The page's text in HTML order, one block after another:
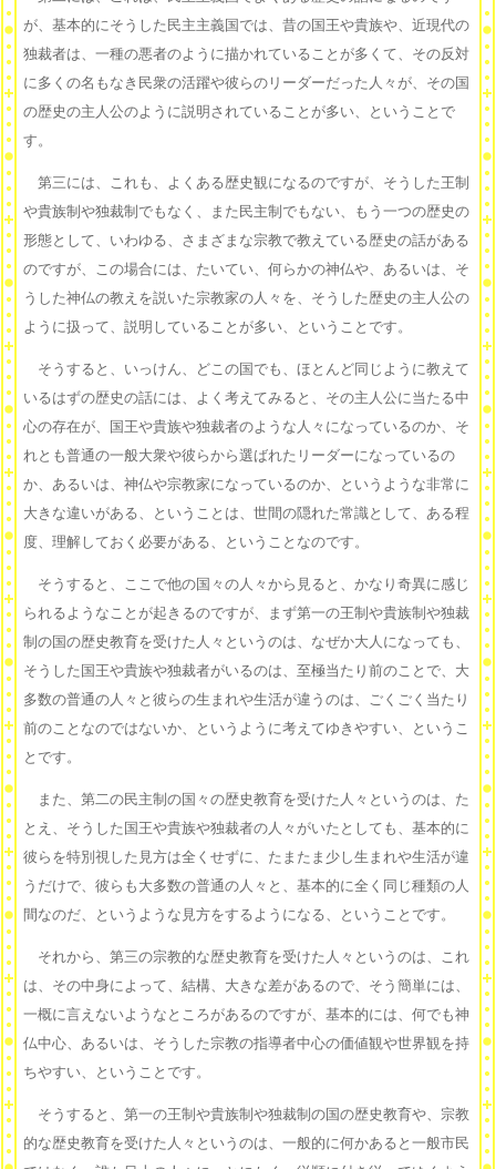
が、基本的にそうした民主主義国では、昔の国王や貴族や、近現代の
独裁者は、一種の悪者のように描かれていることが多くて、その反対
に多くの名もなき民衆の活躍や彼らのリーダーだった人々が、その国
の歴史の主人公のように説明されていることが多い、ということで
す。
第三には、これも、よくある歴史観になるのですが、そうした王制
や貴族制や独裁制でもなく、また民主制でもない、もう一つの歴史の
形態として、いわゆる、さまざまな宗教で教えている歴史の話がある
のですが、この場合には、たいてい、何らかの神仏や、あるいは、そ
うした神仏の教えを説いた宗教家の人々を、そうした歴史の主人公の
ように扱って、説明していることが多い、ということです。
そうすると、いっけん、どこの国でも、ほとんど同じように教えて
いるはずの歴史の話には、よく考えてみると、その主人公に当たる中
心の存在が、国王や貴族や独裁者のような人々になっているのか、そ
れとも普通の一般大衆や彼らから選ばれたリーダーになっているの
か、あるいは、神仏や宗教家になっているのか、というような非常に
大きな違いがある、ということは、世間の隠れた常識として、ある程
度、理解しておく必要がある、ということなのです。
そうすると、ここで他の国々の人々から見ると、かなり奇異に感じ
られるようなことが起きるのですが、まず第一の王制や貴族制や独裁
制の国の歴史教育を受けた人々というのは、なぜか大人になっても、
そうした国王や貴族や独裁者がいるのは、至極当たり前のことで、大
多数の普通の人々と彼らの生まれや生活が違うのは、ごくごく当たり
前のことなのではないか、というように考えてゆきやすい、というこ
とです。
また、第二の民主制の国々の歴史教育を受けた人々というのは、た
とえ、そうした国王や貴族や独裁者の人々がいたとしても、基本的に
彼らを特別視した見方は全くせずに、たまたま少し生まれや生活が違
うだけで、彼らも大多数の普通の人々と、基本的に全く同じ種類の人
間なのだ、というような見方をするようになる、ということです。
それから、第三の宗教的な歴史教育を受けた人々というのは、これ
は、その中身によって、結構、大きな差があるので、そう簡単には、
一概に言えないようなところがあるのですが、基本的には、何でも神
仏中心、あるいは、そうした宗教の指導者中心の価値観や世界観を持
ちやすい、ということです。
そうすると、第一の王制や貴族制や独裁制の国の歴史教育や、宗教
的な歴史教育を受けた人々というのは、一般的に何かあると一般市民